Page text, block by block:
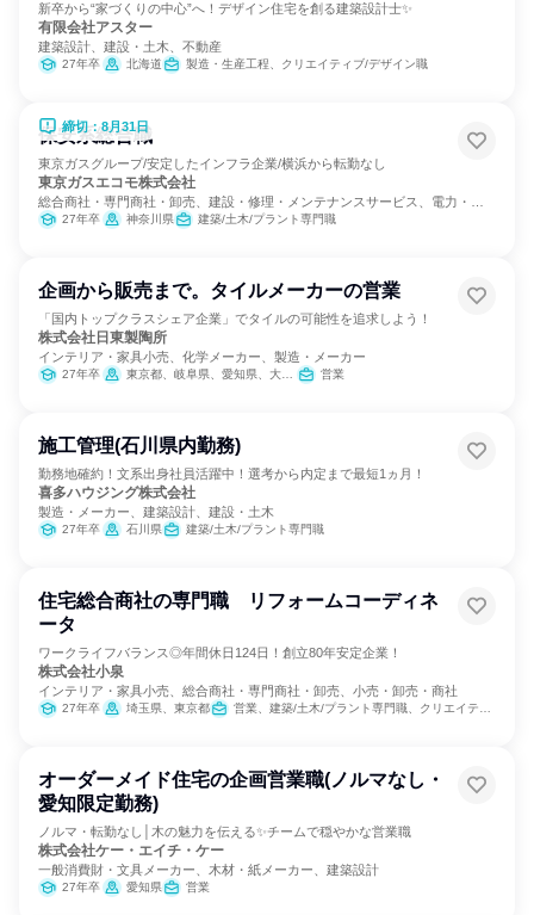
新卒から“家づくりの中心”へ！デザイン住宅を創る建築設計士✨
有限会社アスター
建築設計、建設・土木、不動産
27年卒 北海道 製造・生産工程、クリエイティブ/デザイン職
締切：8月31日
保安系総合職
東京ガスグループ/安定したインフラ企業/横浜から転勤なし
東京ガスエコモ株式会社
総合商社・専門商社・卸売、建設・修理・メンテナンスサービス、電力・ガ
ス・水道・エネルギー
27年卒 神奈川県 建築/土木/プラント専門職
企画から販売まで。タイルメーカーの営業
「国内トップクラスシェア企業」でタイルの可能性を追求しよう！
株式会社日東製陶所
インテリア・家具小売、化学メーカー、製造・メーカー
27年卒 東京都、岐阜県、愛知県、大阪府 営業
施工管理(石川県内勤務)
勤務地確約！文系出身社員活躍中！選考から内定まで最短1ヵ月！
喜多ハウジング株式会社
製造・メーカー、建築設計、建設・土木
27年卒 石川県 建築/土木/プラント専門職
住宅総合商社の専門職 リフォームコーディネ
ータ
ワークライフバランス◎年間休日124日！創立80年安定企業！
株式会社小泉
インテリア・家具小売、総合商社・専門商社・卸売、小売・卸売・商社
27年卒 埼玉県、東京都 営業、建築/土木/プラント専門職、クリエイティブ/デザイン職
オーダーメイド住宅の企画営業職(ノルマなし・
愛知限定勤務)
ノルマ・転勤なし│木の魅力を伝える✨チームで穏やかな営業職
株式会社ケー・エイチ・ケー
一般消費財・文具メーカー、木材・紙メーカー、建築設計
27年卒 愛知県 営業